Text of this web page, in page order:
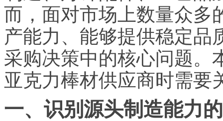
而，面对市场上数量众多
产能力、能够提供稳定品
采购决策中的核心问题。
亚克力棒材供应商时需要
一、识别源头制造能力